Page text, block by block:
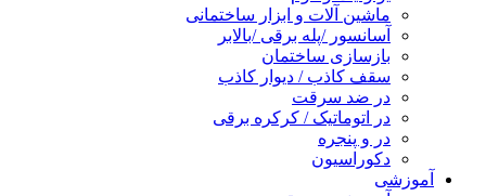
ماشین آلات و ابزار ساختمانی
آسانسور /پله برقی /بالابر
بازسازی ساختمان
سقف کاذب / دیوار کاذب
در ضد سرقت
در اتوماتیک / کرکره برقی
در و پنجره
دکوراسیون
آموزشی